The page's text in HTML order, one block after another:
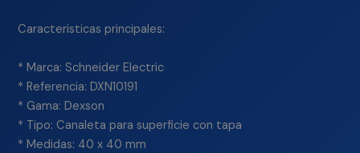
Caracteristicas principales:
* Marca: Schneider Electric
* Referencia: DXN10191
* Gama: Dexson
* Tipo: Canaleta para superficie con tapa
* Medidas: 40 x 40 mm